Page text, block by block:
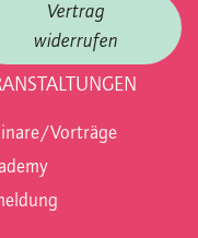
Vertrag
widerrufen
Vorträge